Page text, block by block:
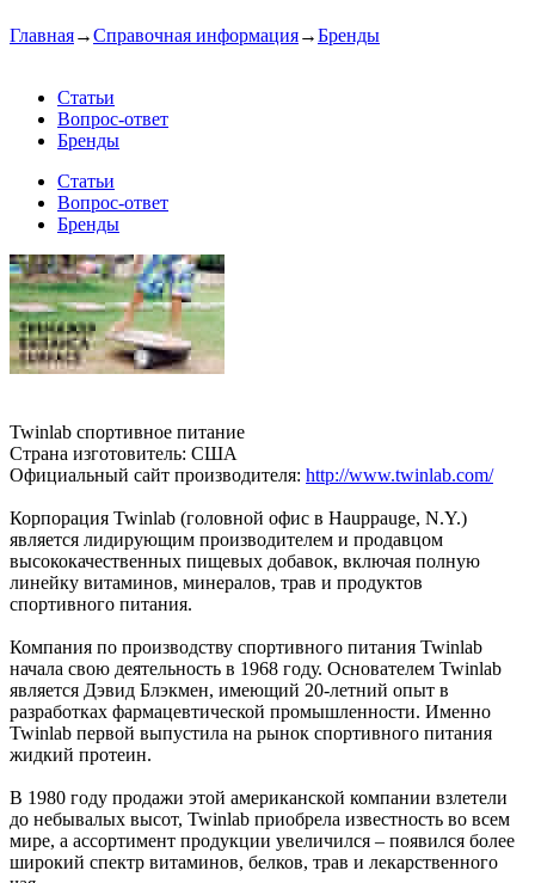
Главная→Справочная информация→Бренды
Статьи
Вопрос-ответ
Бренды
Статьи
Вопрос-ответ
Бренды
Twinlab спортивное питание
Страна изготовитель: США
Официальный сайт производителя: http://www.twinlab.com/
Корпорация Twinlab (головной офис в Hauppauge, N.Y.)
является лидирующим производителем и продавцом
высококачественных пищевых добавок, включая полную
линейку витаминов, минералов, трав и продуктов
спортивного питания.
Компания по производству спортивного питания Twinlab
начала свою деятельность в 1968 году. Основателем Twinlab
является Дэвид Блэкмен, имеющий 20-летний опыт в
разработках фармацевтической промышленности. Именно
Twinlab первой выпустила на рынок спортивного питания
жидкий протеин.
В 1980 году продажи этой американской компании взлетели
до небывалых высот, Twinlab приобрела известность во всем
мире, а ассортимент продукции увеличился – появился более
широкий спектр витаминов, белков, трав и лекарственного